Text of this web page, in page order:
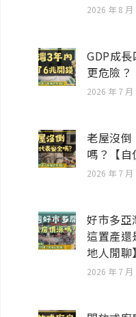
2026 年 8 月
GDP成
更危險？
2026 年 7 月
老屋沒倒
嗎？【自
2026 年 7 月
好市多亞
這置產還
地人閒聊】
2026 年 7 月